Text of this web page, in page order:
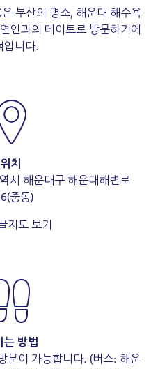
부산의 명소, 해운대 해수욕
인과의 데이트로 방문하기에
입니다.
위치
시 해운대구 해운대해변로
중동)
지도 보기
는 방법
문이 가능합니다. (버스: 해운